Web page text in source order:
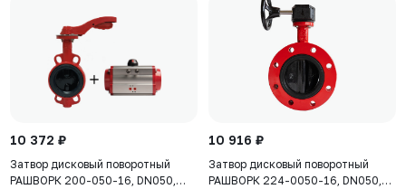
10 372 ₽
Затвор дисковый поворотный
РАШВОРК 200-050-16, DN050,
10 916 ₽
Затвор дисковый поворотный
РАШВОРК 224-0050-16, DN050,